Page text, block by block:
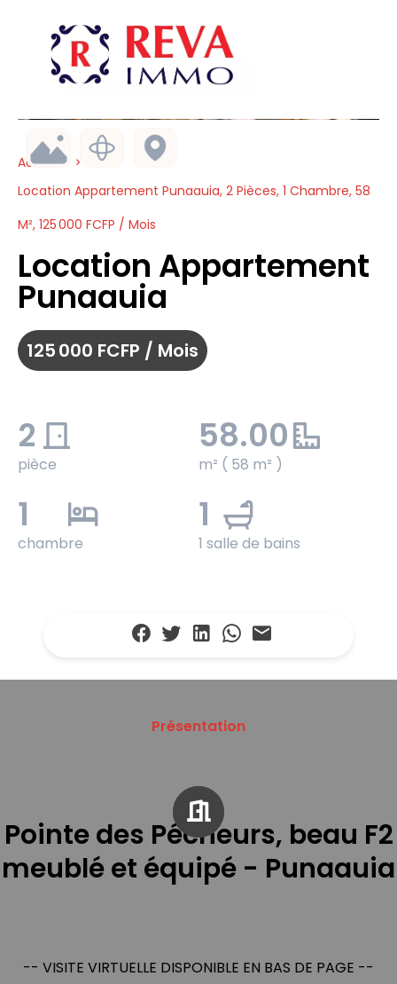
Accueil
Location Appartement Punaauia, 2 Pièces, 1 Chambre, 58
M², 125 000 FCFP / Mois
Location Appartement
Punaauia
125 000 FCFP / Mois
2
pièce
58.00
m² ( 58 m² )
1
chambre
1
1 salle de bains
Présentation
Pointe des Pécheurs, beau F2
meublé et équipé - Punaauia
-- VISITE VIRTUELLE DISPONIBLE EN BAS DE PAGE --